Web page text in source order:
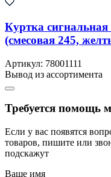
Куртка
(смесовая 245,
Артикул: 78001111
Вывод из ассортимента
Требуется помощь
Если у вас появятся
товаров, пишите или
подскажут
Ваше имя